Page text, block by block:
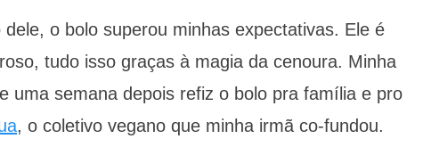
o bolo superou minhas expectativas. Ele é
tudo isso graças à magia da cenoura. Minha
uma semana depois refiz o bolo pra família e pro
, o coletivo vegano que minha irmã co-fundou.